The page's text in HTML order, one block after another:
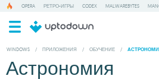
OPERA РЕТРО-ИГРЫ CODEX MALWAREBYTES
WINDOWS / ПРИЛОЖЕНИЯ / ОБУЧЕНИЕ /
Астрономия